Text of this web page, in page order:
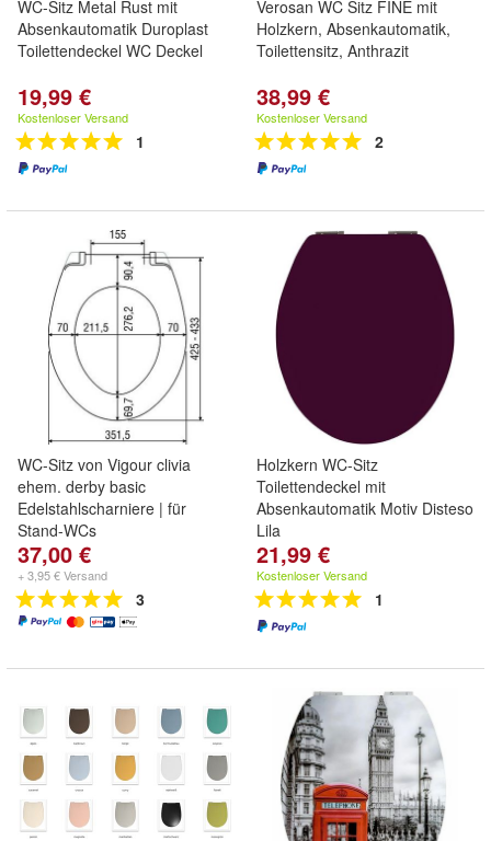
WC-Sitz Metal Rust mit
Absenkautomatik Duroplast
Toilettendeckel WC Deckel
19,99 €
Kostenloser Versand
1
Verosan WC Sitz FINE mit
Holzkern, Absenkautomatik,
Toilettensitz, Anthrazit
38,99 €
Kostenloser Versand
2
WC-Sitz von Vigour clivia
ehem. derby basic
Edelstahlscharniere | für
Stand-WCs
37,00 €
+ 3,95 € Versand
3
Holzkern WC-Sitz
Toilettendeckel mit
Absenkautomatik Motiv Disteso
Lila
21,99 €
Kostenloser Versand
1